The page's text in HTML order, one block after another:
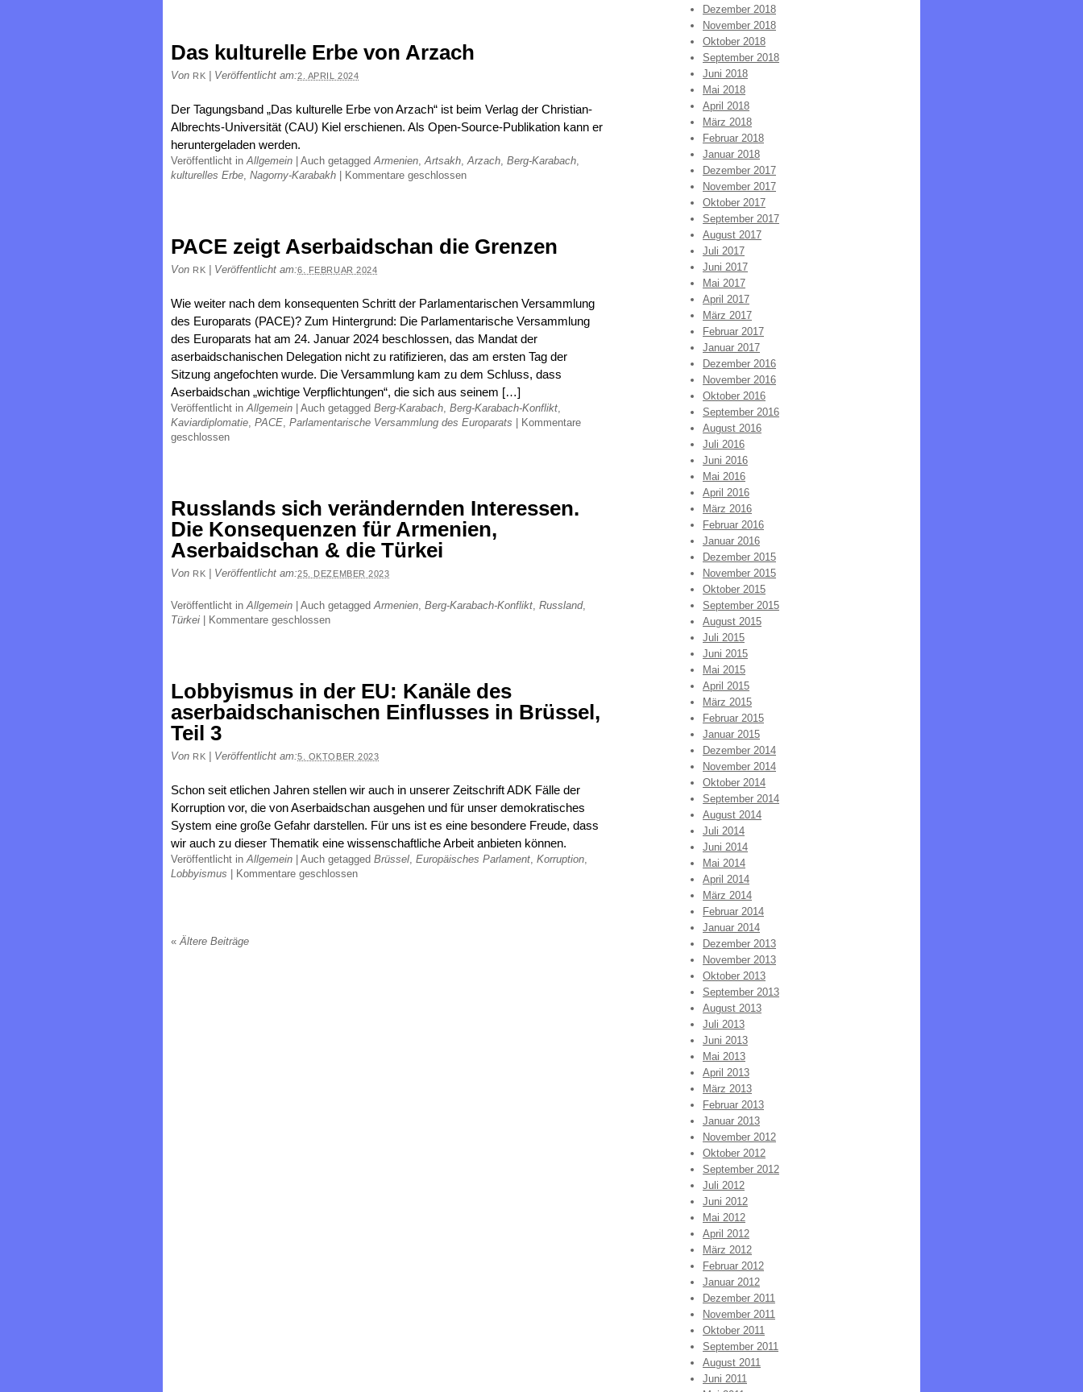
Das kulturelle Erbe von Arzach
Von RK Veröffentlicht am:2. APRIL 2024
Der Tagungsband „Das kulturelle Erbe von Arzach“ ist beim Verlag der Christian-
Albrechts-Universität (CAU) Kiel erschienen. Als Open-Source-Publikation kann er
heruntergeladen werden.
Veröffentlicht inAllgemein Auch getaggedArmenien,Artsakh,Arzach, Berg-Karabach,
kulturelles Erbe, Nagorny-Karabakh Kommentare geschlossen
PACE zeigt Aserbaidschan die Grenzen
Von RK Veröffentlicht am:6. FEBRUAR 2024
Wie weiter nach dem konsequenten Schritt der Parlamentarischen Versammlung
des Europarats (PACE)? Zum Hintergrund: Die Parlamentarische Versammlung
des Europarats hat am 24. Januar 2024 beschlossen, das Mandat der
aserbaidschanischen Delegation nicht zu ratifizieren, das am ersten Tag der
Sitzung angefochten wurde. Die Versammlung kam zu dem Schluss, dass
Aserbaidschan „wichtige Verpflichtungen“, die sich aus seinem […]
Veröffentlicht inAllgemein Auch getagged Berg-Karabach, Berg-Karabach-Konflikt,
Kaviardiplomatie, PACE, Parlamentarische Versammlung des Europarats
Kommentare
geschlossen
Russlands sich verändernden Interessen.
Die Konsequenzen für Armenien,
Aserbaidschan & die Türkei
Von RK Veröffentlicht am:25. DEZEMBER 2023
Veröffentlicht inAllgemein Auch getaggedArmenien, Berg-Karabach-Konflikt, Russland,
Türkei
Kommentare geschlossen
Lobbyismus in der EU: Kanäle des
aserbaidschanischen Einflusses in Brüssel,
Teil 3
Von RK Veröffentlicht am:5. OKTOBER 2023
Schon seit etlichen Jahren stellen wir auch in unserer Zeitschrift ADK Fälle der
Korruption vor, die von Aserbaidschan ausgehen und für unser demokratisches
System eine große Gefahr darstellen. Für uns ist es eine besondere Freude, dass
wir auch zu dieser Thematik eine wissenschaftliche Arbeit anbieten können.
Veröffentlicht inAllgemein Auch getagged Brüssel, Europäisches Parlament, Korruption,
Lobbyismus
Kommentare geschlossen
« Ältere Beiträge
Dezember 2018
November 2018
Oktober 2018
September 2018
Juni 2018
Mai 2018
April 2018
März 2018
Februar 2018
Januar 2018
Dezember 2017
November 2017
Oktober 2017
September 2017
August 2017
Juli 2017
Juni 2017
Mai 2017
April 2017
März 2017
Februar 2017
Januar 2017
Dezember 2016
November 2016
Oktober 2016
September 2016
August 2016
Juli 2016
Juni 2016
Mai 2016
April 2016
März 2016
Februar 2016
Januar 2016
Dezember 2015
November 2015
Oktober 2015
September 2015
August 2015
Juli 2015
Juni 2015
Mai 2015
April 2015
März 2015
Februar 2015
Januar 2015
Dezember 2014
November 2014
Oktober 2014
September 2014
August 2014
Juli 2014
Juni 2014
Mai 2014
April 2014
März 2014
Februar 2014
Januar 2014
Dezember 2013
November 2013
Oktober 2013
September 2013
August 2013
Juli 2013
Juni 2013
Mai 2013
April 2013
März 2013
Februar 2013
Januar 2013
November 2012
Oktober 2012
September 2012
Juli 2012
Juni 2012
Mai 2012
April 2012
März 2012
Februar 2012
Januar 2012
Dezember 2011
November 2011
Oktober 2011
September 2011
August 2011
Juni 2011